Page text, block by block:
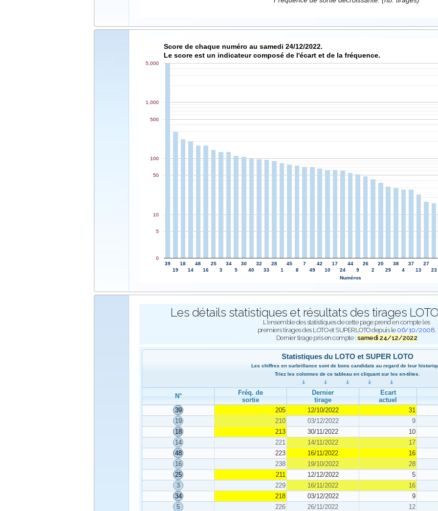
Score de chaque numéro au samedi 24/12/2022.
Le score est un indicateur composé de l'écart et de la fréquence.
39
19
18
14
48
16
25
3
34
5
30
40
32
33
28
1
45
8
7
49
42
10
17
24
44
9
26
2
20
29
38
4
37
13
27
23
0
5
10
50
100
500
1,000
5,000
Numéros
Les détails statistiques et résultats des tirages
L'ensemble des statistiques de cette page prend en compte les
premiers tirages des LOTO et SUPERLOTO depuis le 06/10/2008.
Dernier tirage pris en compte : samedi 24/12/2022
Statistiques du LOTO et SUPER LOTO
Les chiffres en surbrillance sont de bons candidats au regard de leur
Triez les colonnes de ce tableau en cliquant sur les en-têtes.
N°
Fréq. de
sortie
Dernier
tirage
Ecart
actuel
39
205 12/10/2022 31
19
210 03/12/2022 9
18
213 30/11/2022 10
14
221 14/11/2022 17
48
223 16/11/2022 16
16
238 19/10/2022 28
25
211 12/12/2022 5
3
229 16/11/2022 16
34
218 03/12/2022 9
5
226 26/11/2022 12